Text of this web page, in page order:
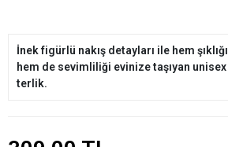
İnek figürlü nakış detayları ile hem şıklığı
hem de sevimliliği evinize taşıyan unisex
terlik.